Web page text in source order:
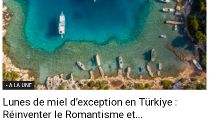
- A LA UNE
Lunes de miel d’exception en Türkiye :
Réinventer le Romantisme et...